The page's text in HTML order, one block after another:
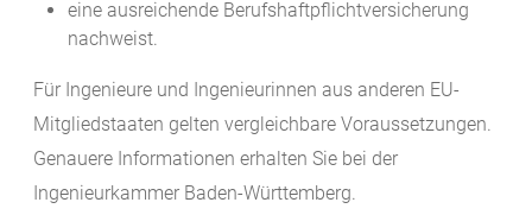
eine ausreichende Berufshaftpflichtversicherung
nachweist.
Für Ingenieure und Ingenieurinnen aus anderen EU-
Mitgliedstaaten gelten vergleichbare Voraussetzungen.
Genauere Informationen erhalten Sie bei der
Ingenieurkammer Baden-Württemberg.